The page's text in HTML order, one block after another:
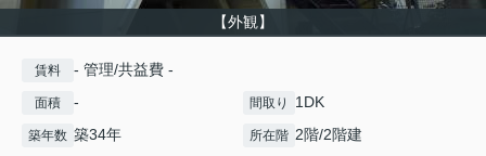
【外観】
賃料 - 管理/共益費 -
面積 - 間取り 1DK
築年数 築34年 所在階 2階/2階建